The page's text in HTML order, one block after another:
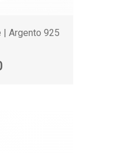
| Argento 925